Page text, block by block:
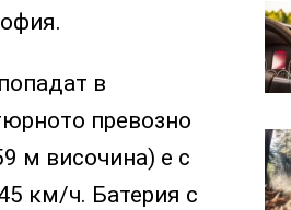
в
превозно
м височина) е с
км/ч. Батерия с